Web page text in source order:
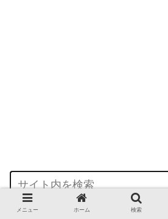
メニュー ホーム 検索